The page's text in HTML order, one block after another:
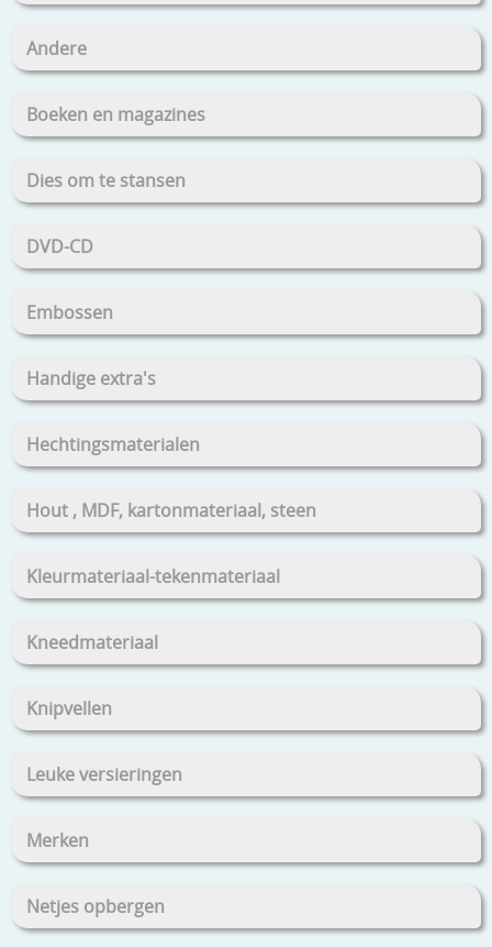
Andere
Boeken en magazines
Dies om te stansen
DVD-CD
Embossen
Handige extra's
Hechtingsmaterialen
Hout , MDF, kartonmateriaal, steen
Kleurmateriaal-tekenmateriaal
Kneedmateriaal
Knipvellen
Leuke versieringen
Merken
Netjes opbergen